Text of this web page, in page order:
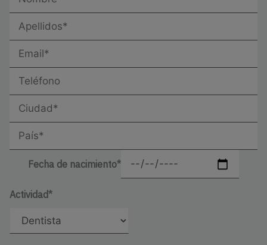
Fecha de nacimiento*
Actividad*